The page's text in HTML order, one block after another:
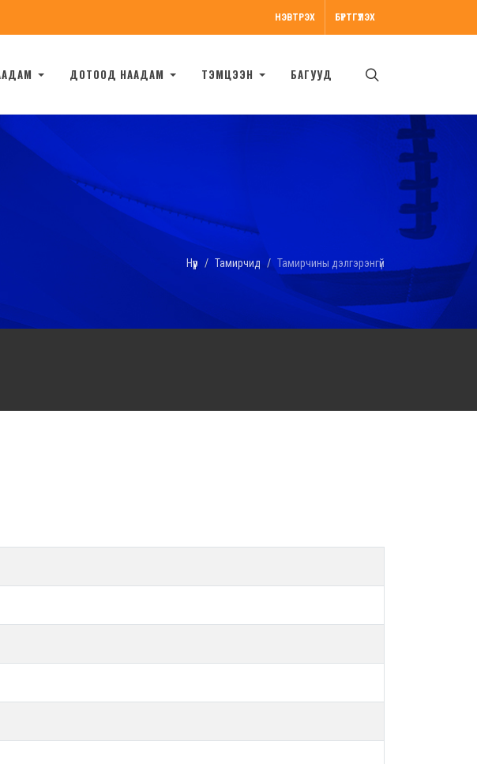
НЭВТРЭХ БҮРТГҮҮЛЭХ
ДОТООД НААДАМ ТЭМЦЭЭН БАГУУД
Нүүр Тамирчид Тамирчины дэлгэрэнгүй